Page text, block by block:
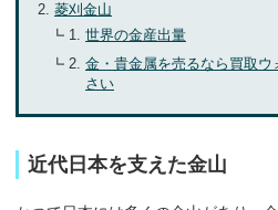
菱刈金山
世界の金産出量
金・貴金属を売るなら買取
さい
近代日本を支えた金山